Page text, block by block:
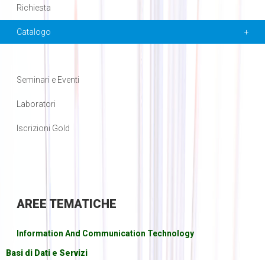
Richiesta
Catalogo
Seminari e Eventi
Laboratori
Iscrizioni Gold
AREE TEMATICHE
Information And Communication Technology
Basi di Dati e Servizi